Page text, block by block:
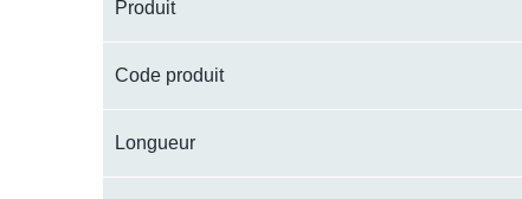
Produit
Code produit
Longueur